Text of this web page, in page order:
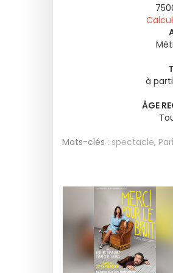
à
ÂGE
Mots-clés : spectacle,